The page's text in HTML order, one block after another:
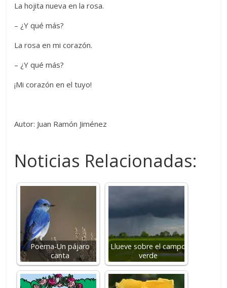
La hojita nueva en la rosa.
– ¿Y qué más?
La rosa en mi corazón.
– ¿Y qué más?
¡Mi corazón en el tuyo!
Autor: Juan Ramón Jiménez
Noticias Relacionadas:
Poema-Un pájaro
canta
Llueve sobre el campo
verde